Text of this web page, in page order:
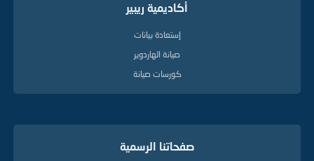
أكاديمية ريبير
إستعادة بيانات
صيانة الهاردوير
كورسات صيانة
صفحاتنا الرسمية